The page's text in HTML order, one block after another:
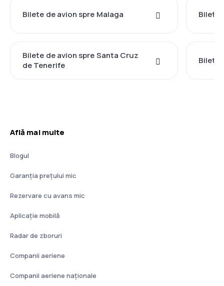
Bilete de avion spre Malaga Bilete
Bilete de avion spre Santa Cruz
de Tenerife
Bilete
Află mai multe
Blogul
Garanția prețului mic
Rezervare cu avans mic
Aplicație mobilă
Radar de zboruri
Companii aeriene
Companii aeriene naţionale